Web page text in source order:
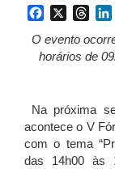
Facebook
O evento
horários de
Na próxima
acontece o V
com o tema
das 14h00 às